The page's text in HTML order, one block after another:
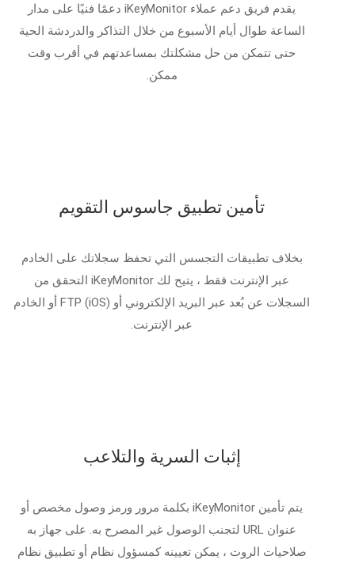
يقدم فريق دعم عملاء iKeyMonitor دعمًا فنيًا على مدار
الساعة طوال أيام الأسبوع من خلال التذاكر والدردشة الحية
حتى تتمكن من حل مشكلتك بمساعدتهم في أقرب وقت
ممكن.
تأمين تطبيق جاسوس التقويم
بخلاف تطبيقات التجسس التي تحفظ سجلاتك على الخادم
عبر الإنترنت فقط ، يتيح لك iKeyMonitor التحقق من
السجلات عن بُعد عبر البريد الإلكتروني أو FTP (iOS) أو الخادم
عبر الإنترنت.
إثبات السرية والتلاعب
يتم تأمين iKeyMonitor بكلمة مرور ورمز وصول مخصص أو
عنوان URL لتجنب الوصول غير المصرح به. على جهاز به
صلاحيات الروت ، يمكن تعيينه كمسؤول نظام أو تطبيق نظام